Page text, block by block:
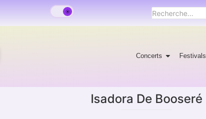
Concerts Festivals
Isadora De Booseré